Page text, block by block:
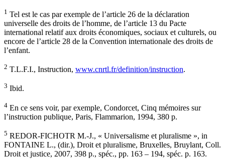
1 Tel est le cas par exemple de l’article 26 de la déclaration
universelle des droits de l’homme, de l’article 13 du Pacte
international relatif aux droits économiques, sociaux et culturels, ou
encore de l’article 28 de la Convention internationale des droits de
l’enfant.
2 T.L.F.I., Instruction, www.cnrtl.fr/definition/instruction.
3 Ibid.
4 En ce sens voir, par exemple, Condorcet, Cinq mémoires sur
l’instruction publique, Paris, Flammarion, 1994, 380 p.
5 REDOR-FICHOTR M.-J., « Universalisme et pluralisme », in
FONTAINE L., (dir.), Droit et pluralisme, Bruxelles, Bruylant, Coll.
Droit et justice, 2007, 398 p., spéc., pp. 163 – 194, spéc. p. 163.